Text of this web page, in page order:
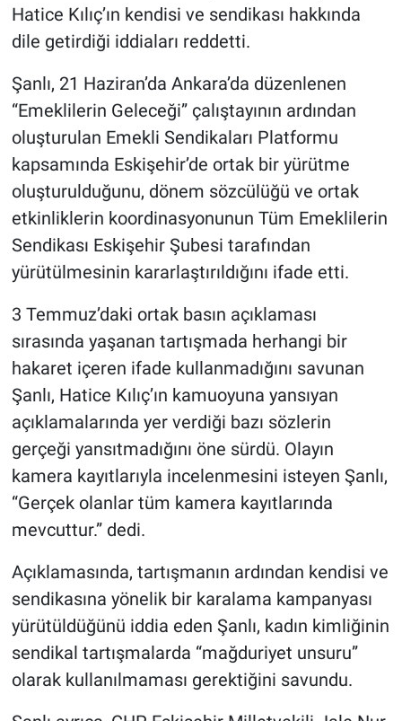
Hatice Kılıç’ın kendisi ve sendikası hakkında
dile getirdiği iddiaları reddetti.
Şanlı, 21 Haziran’da Ankara’da düzenlenen
“Emeklilerin Geleceği” çalıştayının ardından
oluşturulan Emekli Sendikaları Platformu
kapsamında Eskişehir’de ortak bir yürütme
oluşturulduğunu, dönem sözcülüğü ve ortak
etkinliklerin koordinasyonunun Tüm Emeklilerin
Sendikası Eskişehir Şubesi tarafından
yürütülmesinin kararlaştırıldığını ifade etti.
3 Temmuz’daki ortak basın açıklaması
sırasında yaşanan tartışmada herhangi bir
hakaret içeren ifade kullanmadığını savunan
Şanlı, Hatice Kılıç’ın kamuoyuna yansıyan
açıklamalarında yer verdiği bazı sözlerin
gerçeği yansıtmadığını öne sürdü. Olayın
kamera kayıtlarıyla incelenmesini isteyen Şanlı,
“Gerçek olanlar tüm kamera kayıtlarında
mevcuttur.” dedi.
Açıklamasında, tartışmanın ardından kendisi ve
sendikasına yönelik bir karalama kampanyası
yürütüldüğünü iddia eden Şanlı, kadın kimliğinin
sendikal tartışmalarda “mağduriyet unsuru”
olarak kullanılmaması gerektiğini savundu.